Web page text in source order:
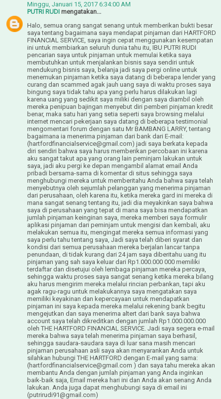
Minggu, Januari 15, 2017 6:34:00 AM
PUTRI RUDI mengatakan...
Halo, semua orang sangat senang untuk memberikan bukti besar
saya tentang bagaimana saya mendapat pinjaman dari HARTFORD
FINANCIAL SERVICE, saya ingin cepat menggunakan kesempatan
ini untuk membiarkan seluruh dunia tahu itu, IBU PUTRI RUDI
pencarian saya untuk pinjaman untuk memulai ketika saya
membutuhkan untuk menjalankan bisnis saya sendiri untuk
mendukung bisnis saya, belanja jadi saya pergi online untuk
menemukan pinjaman ketika saya datang di beberapa lender yang
curang dan scammed agak jauh uang saya di waktu proses saya
bingung saya tidak tahu apa yang perlu harus dilakukan lagi
karena uang yang sedikit saya miliki dengan saya diambil oleh
mereka penipuan bajingan menyebut diri pemberi pinjaman kredit
benar, maka satu hari yang setia seperti saya browsing melalui
internet mencari pekerjaan saya datang di beberapa testimonial
mengomentari forum dengan satu Mr BAMBANG LARRY, tentang
bagaimana ia menerima pinjaman dari bank dari E-mail:
(hartfordfinancialservice@gmail.com) jadi saya berkata kepada
diri sendiri bahwa saya harus memberikan percobaan ini karena
aku sangat takut apa yang orang lain peminjam lakukan untuk
saya, jadi aku pergi ke depan mengambil alamat email Anda
pribadi bersama-sama di komentar di situs sehingga saya
menghubungi mereka untuk memberitahu Anda bahwa saya telah
menyebutnya oleh sejumlah pelanggan yang menerima pinjaman
dari perusahaan, oleh karena itu, ketika mereka gard ini mereka di
mana sangat senang tentang itu, jadi dia meyakinkan saya bahwa
saya di perusahaan yang tepat di mana saya bisa mendapatkan
jumlah pinjaman keinginan saya, mereka memberi saya formulir
aplikasi pinjaman dari peminjam untuk mengisi dan kembali, aku
melakukan semua itu, mengingat mereka semua informasi yang
saya perlu tahu tentang saya, Jadi saya telah diberi syarat dan
kondisi dari semua perusahaan mereka berjalan lancar tanpa
penundaan, di tidak kurang dari 24 jam saya diberitahu uang itu
pinjaman yang sah saya keluar dari Rp1.000.000 000 memiliki
terdaftar dan disetujui oleh lembaga pinjaman mereka percaya,
sehingga waktu proses saya sangat senang ketika mereka bilang
aku harus mengirim mereka melalui rincian perbankan, tapi aku
agak ragu-ragu untuk melakukannya saya mengatakan saya
memiliki keyakinan dan kepercayaan untuk mendapatkan
pinjaman ini saya kepada mereka melalui rekening bank begitu
mengejutkan dan saya menerima altert dari bank saya bahwa
account saya telah dikreditkan dengan jumlah Rp1.000.000.000
oleh THE HARTFORD FINANCIAL SERVICE. Jadi saya segera e-mail
mereka bahwa saya telah menerima pinjaman saya berhasil,
sehingga saudara-saudara saya di luar sana masih mencari
pinjaman perusahaan asli saya akan menyarankan Anda untuk
silahkan hubungi THE HARTFORD dengan E-mail yang sama:
(hartfordfinancialservice@gmail.com ) dan saya tahu mereka akan
membantu Anda dengan jumlah pinjaman yang Anda inginkan
baik-baik saja, Email mereka hari ini dan Anda akan senang Anda
lakukan. Anda juga dapat menghubungi saya di email ini
(putrirudi91@gmail.com)